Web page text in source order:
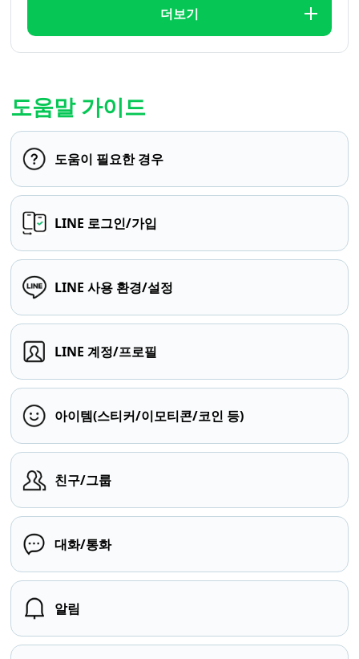
더보기
도움말 가이드
도움이 필요한 경우
LINE 로그인/가입
LINE 사용 환경/설정
LINE 계정/프로필
아이템(스티커/이모티콘/코인 등)
친구/그룹
대화/통화
알림